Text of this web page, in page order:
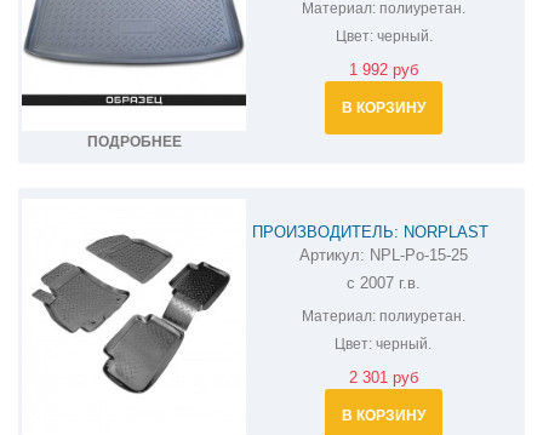
ПОДРОБНЕЕ
Материал: полиуретан.
Цвет:черный.
1 992 руб
В КОРЗИНУ
ПРОИЗВОДИТЕЛЬ: NORPLAST
КОВРИКИ В САЛОН ЗАЗ CHANCE
NPL-PO-15-25
Артикул: NPL-Po-15-25
с 2007 г.в.
Материал:полиуретан.
Цвет: черный.
2 301 руб
В КОРЗИНУ